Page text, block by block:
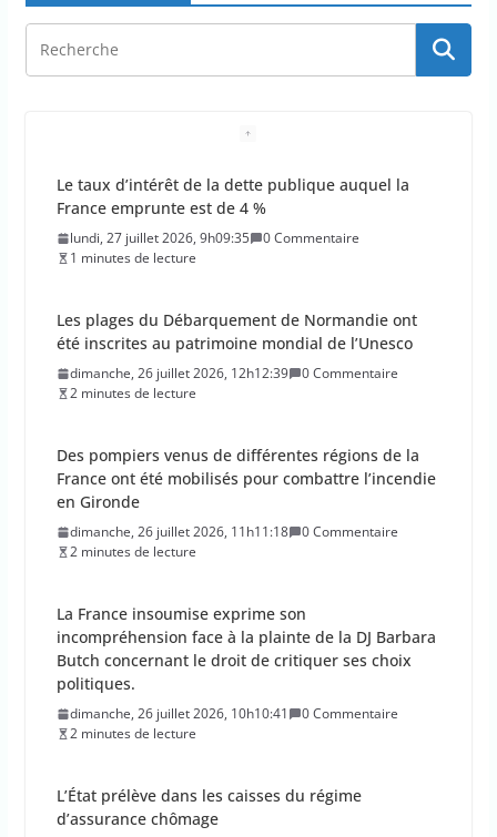
Le taux d’intérêt de la dette publique auquel la
France emprunte est de 4 %
lundi, 27 juillet 2026, 9h09:35
0 Commentaire
1 minutes de lecture
Les plages du Débarquement de Normandie ont
été inscrites au patrimoine mondial de l’Unesco
dimanche, 26 juillet 2026, 12h12:39
0 Commentaire
2 minutes de lecture
Des pompiers venus de différentes régions de la
France ont été mobilisés pour combattre l’incendie
en Gironde
dimanche, 26 juillet 2026, 11h11:18
0 Commentaire
2 minutes de lecture
La France insoumise exprime son
incompréhension face à la plainte de la DJ Barbara
Butch concernant le droit de critiquer ses choix
politiques.
dimanche, 26 juillet 2026, 10h10:41
0 Commentaire
2 minutes de lecture
L’État prélève dans les caisses du régime
d’assurance chômage